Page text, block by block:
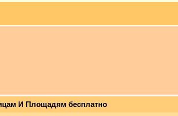
И Площадям бесплатно